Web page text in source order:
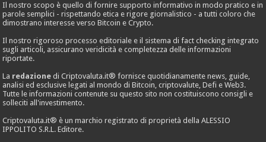
Il nostro scopo è quello di fornire supporto informativo in modo pratico e in
parole semplici - rispettando etica e rigore giornalistico - a tutti coloro che
dimostrano interesse verso Bitcoin e Crypto.
Il nostro rigoroso processo editoriale e il sistema di fact checking integrato
sugli articoli, assicurano veridicità e completezza delle informazioni
riportate.
La redazione di Criptovaluta.it® fornisce quotidianamente news, guide,
analisi ed esclusive legati al mondo di Bitcoin, criptovalute, Defi e Web3.
Tutte le informazioni contenute su questo sito non costituiscono consigli e
solleciti all'investimento.
Criptovaluta.it® è un marchio registrato di proprietà della ALESSIO
IPPOLITO S.R.L. Editore.